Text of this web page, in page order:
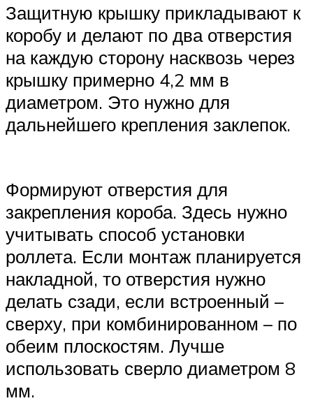
Защитную крышку прикладывают к
коробу и делают по два отверстия
на каждую сторону насквозь через
крышку примерно 4,2 мм в
диаметром. Это нужно для
дальнейшего крепления заклепок.
Формируют отверстия для
закрепления короба. Здесь нужно
учитывать способ установки
роллета. Если монтаж планируется
накладной, то отверстия нужно
делать сзади, если встроенный –
сверху, при комбинированном – по
обеим плоскостям. Лучше
использовать сверло диаметром 8
мм.